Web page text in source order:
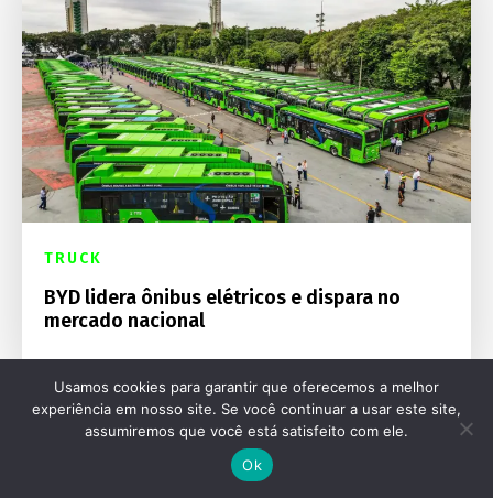
TRUCK
BYD lidera ônibus elétricos e dispara no
mercado nacional
Usamos cookies para garantir que oferecemos a melhor
experiência em nosso site. Se você continuar a usar este site,
assumiremos que você está satisfeito com ele.
Ok